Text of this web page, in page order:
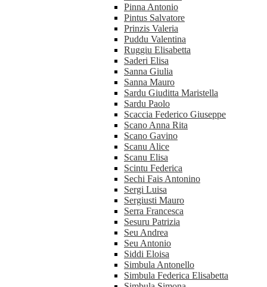
Pinna Antonio
Pintus Salvatore
Prinzis Valeria
Puddu Valentina
Ruggiu Elisabetta
Saderi Elisa
Sanna Giulia
Sanna Mauro
Sardu Giuditta Maristella
Sardu Paolo
Scaccia Federico Giuseppe
Scano Anna Rita
Scano Gavino
Scanu Alice
Scanu Elisa
Scintu Federica
Sechi Fais Antonino
Sergi Luisa
Sergiusti Mauro
Serra Francesca
Sesuru Patrizia
Seu Andrea
Seu Antonio
Siddi Eloisa
Simbula Antonello
Simbula Federica Elisabetta